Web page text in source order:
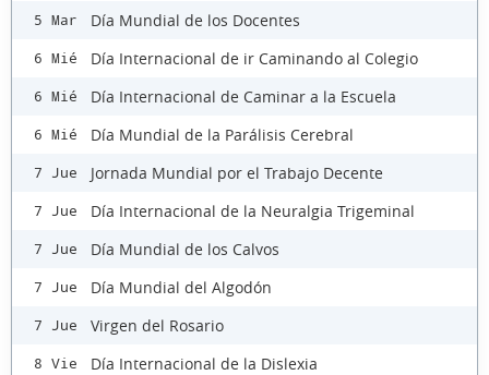
5 Mar Día Mundial de los Docentes
6 Mié Día Internacional de ir Caminando al Colegio
6 Mié Día Internacional de Caminar a la Escuela
6 Mié Día Mundial de la Parálisis Cerebral
7 Jue Jornada Mundial por el Trabajo Decente
7 Jue Día Internacional de la Neuralgia Trigeminal
7 Jue Día Mundial de los Calvos
7 Jue Día Mundial del Algodón
7 Jue Virgen del Rosario
8 Vie Día Internacional de la Dislexia